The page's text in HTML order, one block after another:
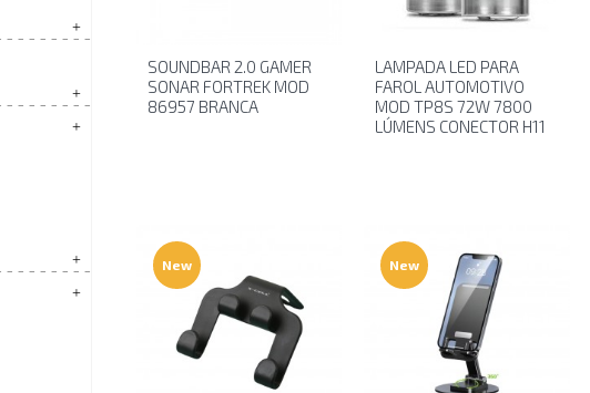
SOUNDBAR 2.0 GAMER
SONAR FORTREK MOD
86957 BRANCA
LAMPADA LED PARA
FAROL AUTOMOTIVO
MOD TP8S 72W 7800
LÚMENS CONECTOR H11
New New